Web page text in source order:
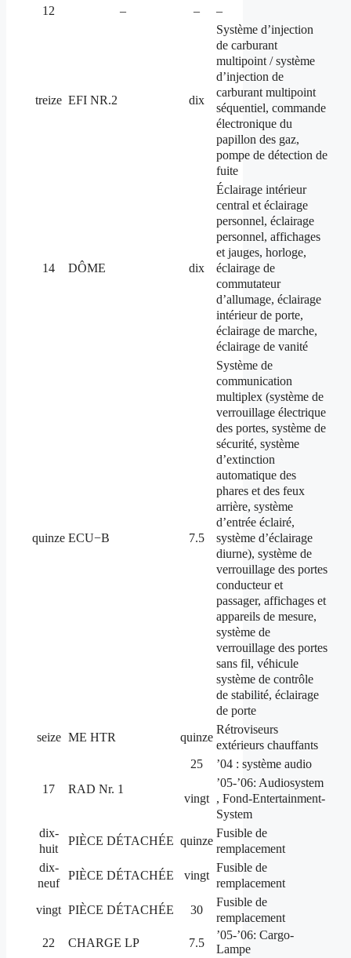
12
– – –
treize EFI NR.2 dix
Système d’injection
de carburant
multipoint / système
d’injection de
carburant multipoint
séquentiel, commande
électronique du
papillon des gaz,
pompe de détection de
fuite
14 DÔME dix
Éclairage intérieur
central et éclairage
personnel, éclairage
personnel, affichages
et jauges, horloge,
éclairage de
commutateur
d’allumage, éclairage
intérieur de porte,
éclairage de marche,
éclairage de vanité
quinze ECU−B 7.5
Système de
communication
multiplex (système de
verrouillage électrique
des portes, système de
sécurité, système
d’extinction
automatique des
phares et des feux
arrière, système
d’entrée éclairé,
système d’éclairage
diurne), système de
verrouillage des portes
conducteur et
passager, affichages et
appareils de mesure,
système de
verrouillage des portes
sans fil, véhicule
système de contrôle
de stabilité, éclairage
de porte
seize ME HTR quinze
Rétroviseurs
extérieurs chauffants
17 RAD Nr. 1
25 ’04 : système audio
vingt
’05-’06: Audiosystem
, Fond-Entertainment-
System
dix-
huit
PIÈCE DÉTACHÉE quinze
Fusible de
remplacement
dix-
neuf
PIÈCE DÉTACHÉE vingt
Fusible de
remplacement
vingt PIÈCE DÉTACHÉE 30
Fusible de
remplacement
22
CHARGE LP 7.5
’05-’06: Cargo-
Lampe